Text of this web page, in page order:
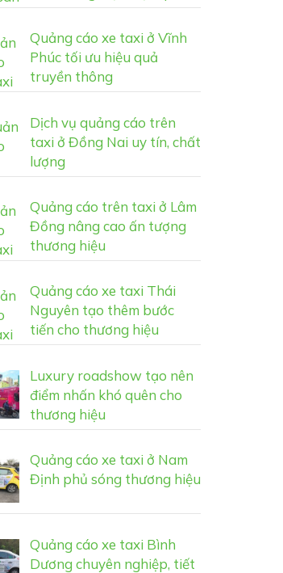
Quảng cáo xe taxi ở Vĩnh
Phúc tối ưu hiệu quả
truyền thông
Dịch vụ quảng cáo trên
taxi ở Đồng Nai uy tín, chất
lượng
Quảng cáo trên taxi ở Lâm
Đồng nâng cao ấn tượng
thương hiệu
Quảng cáo xe taxi Thái
Nguyên tạo thêm bước
tiến cho thương hiệu
Luxury roadshow tạo nên
điểm nhấn khó quên cho
thương hiệu
Quảng cáo xe taxi ở Nam
Định phủ sóng thương hiệu
Quảng cáo xe taxi Bình
Dương chuyên nghiệp, tiết